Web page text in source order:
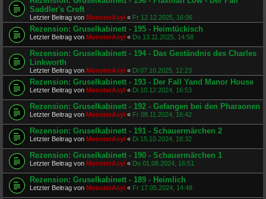
Saddler's Croft
Letzter Beitrag von MonsterAsyl « Fr 12.12.2025, 16:06
Rezension: Gruselkabinett - 195 - Heimtückisch
Letzter Beitrag von MonsterAsyl « Do 13.11.2025, 14:58
Rezension: Gruselkabinett - 194 - Das Geständnis des Charles
Linkworth
Letzter Beitrag von MonsterAsyl « Di 07.10.2025, 12:23
Rezension: Gruselkabinett - 193 - Der Fall Yand Manor House
Letzter Beitrag von MonsterAsyl « Di 10.12.2024, 16:53
Rezension: Gruselkabinett - 192 - Gefangen bei den Pharaonen
Letzter Beitrag von MonsterAsyl « Fr 08.11.2024, 16:42
Rezension: Gruselkabinett - 191 - Schauermärchen 2
Letzter Beitrag von MonsterAsyl « Di 15.10.2024, 18:32
Rezension: Gruselkabinett - 190 - Schauermärchen 1
Letzter Beitrag von MonsterAsyl « Do 01.08.2024, 16:51
Rezension: Gruselkabinett - 189 - Heimlich
Letzter Beitrag von MonsterAsyl « Fr 17.05.2024, 14:48